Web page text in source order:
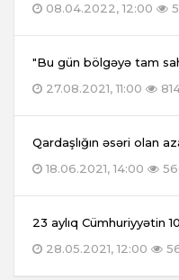
08.04.2022, 12:00
"Bu gün bölgəyə tam
27.08.2021, 11:00
Qardaşlığın əsəri olan
18.06.2021, 14:00
23 aylıq Cümhuriyyətin
28.05.2021, 12:00